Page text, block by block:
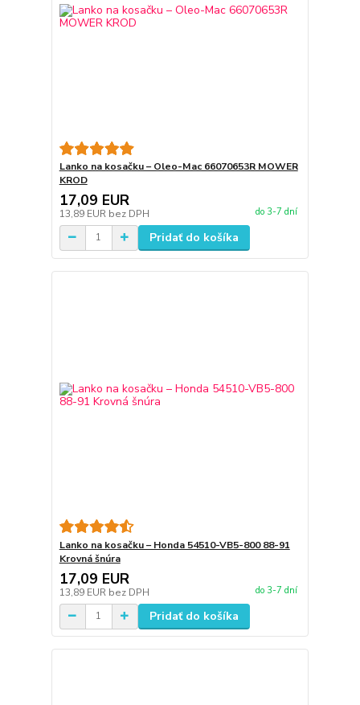
Lanko na kosačku – Oleo-Mac 66070653R MOWER
KROD
17,09 EUR
13,89 EUR bez DPH do 3-7 dní
Pridať do košíka
Lanko na kosačku – Honda 54510-VB5-800 88-91
Krovná šnúra
17,09 EUR
13,89 EUR bez DPH do 3-7 dní
Pridať do košíka